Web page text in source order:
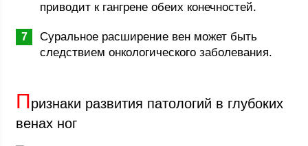
приводит к гангрене обеих конечностей.
Суральное расширение вен может быть
следствием онкологического заболевания.
Признаки развития патологий в глубоких
венах ног